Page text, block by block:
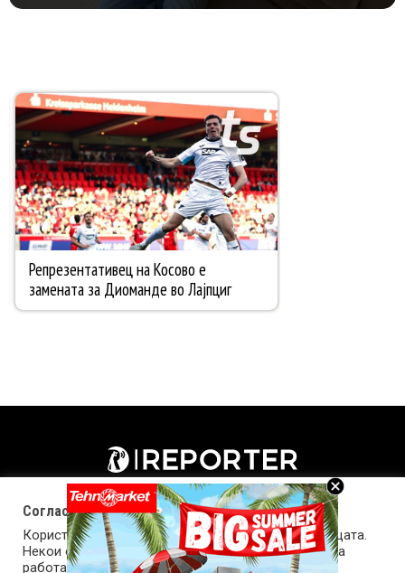
Согласност за колачиња (cookies)
Користиме колачиња за оптимизирање на страницата.
Некои од колачињата се од суштинско значење за
работата на страницата, а други помагаат да ја